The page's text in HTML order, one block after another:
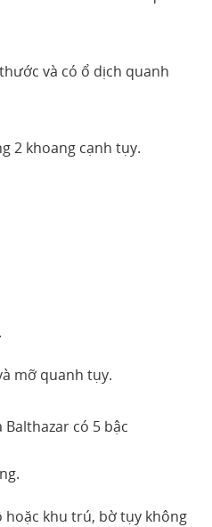
và có ổ dịch quanh
2 khoang cạnh tụy.
mỡ quanh tụy.
có 5 bậc
hoặc khu trú, bờ tụy không